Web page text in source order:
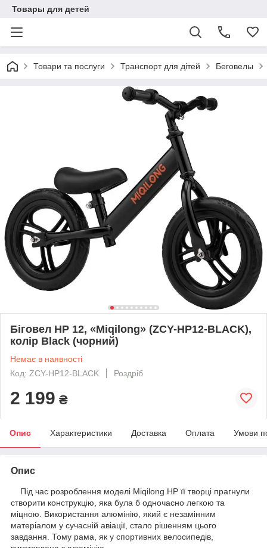
Товары для детей
Товари та послуги Транспорт для дітей Беговелы
Біговел HP 12, «Miqilong» (ZCY-HP12-BLACK),
колір Black (чорний)
Немає в наявності
Код: ZCY-HP12-BLACK
Роздріб
2 199 ₴
Опис Характеристики Доставка Оплата Умови
Опис
Під час розроблення моделі Miqilong HP її творці прагнули
створити конструкцію, яка була б одночасно легкою та
міцною. Використання алюмінію, який є незамінним
матеріалом у сучасній авіації, стало рішенням цього
завдання. Тому рама, як у спортивних велосипедів,